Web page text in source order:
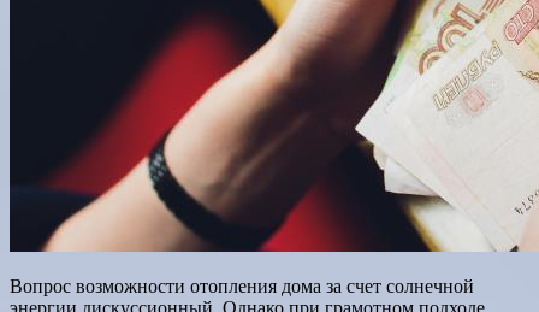
Вопрос возможности отопления дома за счет солнечной
энергии дискуссионный. Однако при грамотном подходе